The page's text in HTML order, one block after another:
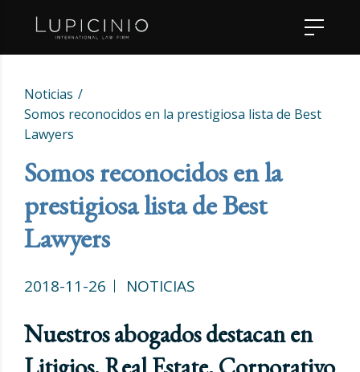
Noticias
Somos reconocidos en la prestigiosa lista de Best
Lawyers
Somos reconocidos en la
prestigiosa lista de Best
Lawyers
2018-11-26 NOTICIAS
Nuestros abogados destacan en